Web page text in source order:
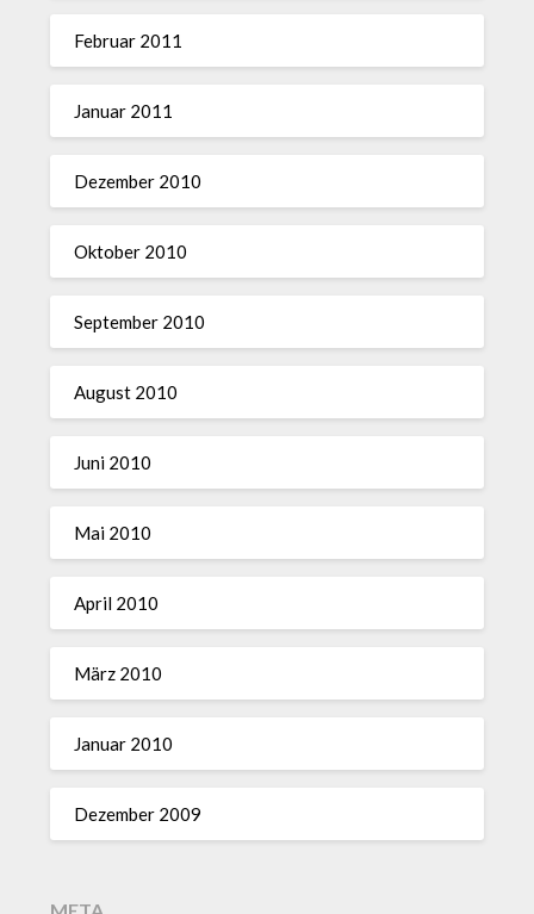
Februar 2011
Januar 2011
Dezember 2010
Oktober 2010
September 2010
August 2010
Juni 2010
Mai 2010
April 2010
März 2010
Januar 2010
Dezember 2009